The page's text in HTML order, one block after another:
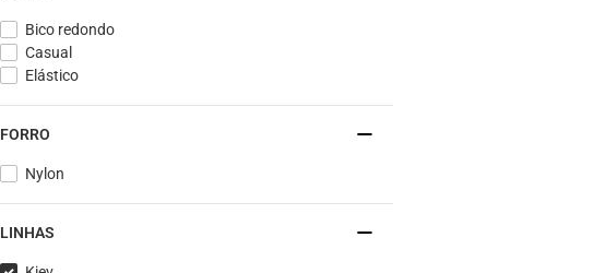
Bico redondo
Casual
Elástico
FORRO
Nylon
LINHAS